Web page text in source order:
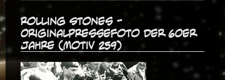
Rolling Stones -
Originalpressefoto der 60er
Jahre (Motiv 259)